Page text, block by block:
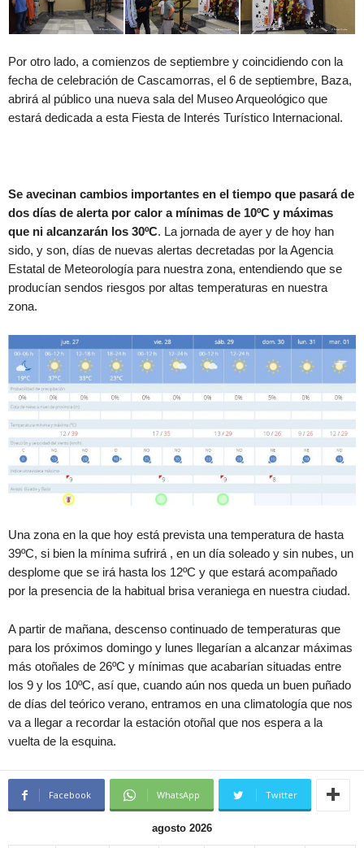
Por otro lado, a comienzos de septiembre y coincidiendo con la
fecha de celebración de Cascamorras, el 6 de septiembre, Baza,
abrirá al público una nueva sala del Museo Arqueológico que
estará dedicada a esta Fiesta de Interés Turístico Internacional.
Se avecinan cambios importantes en el tiempo que pasará de
dos días de alerta por calor a mínimas de 10ºC y máximas
que ni alcanzarán los 30ºC. La jornada de ayer y de hoy han
sido, y son, días de nuevas alertas decretadas por la Agencia
Estatal de Meteorología para nuestra zona, entendiendo que se
producían sendos riesgos por altas temperaturas en nuestra
zona.
Una zona en la que hoy está prevista una temperatura de hasta
39ºC, si bien la mínima sufrirá , en un día soleado y sin nubes, un
desplome que se irá hasta los 12ºC y que estará acompañado
por la presencia de la habitual brisa veraniega en nuestra ciudad.
A partir de mañana, descenso continuado de temperaturas que
para los próximos domingo y lunes llegarían a alcanzar máximas
más otoñales de 26ºC y mínimas que acabarían situadas entre
los 9 y los 10ºC, así que, cuando aún nos queda un buen puñado
de días del teórico verano, entramos en una climatología que nos
va a llegar a recordar la estación otoñal que nos espera a la
vuelta de la esquina.
Facebook WhatsApp Twitter
agosto 2026